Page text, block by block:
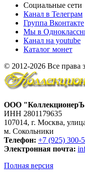
Социальные сети
Канал в Телеграм
Группа Вконтакте
Мы в
Канал на youtube
Каталог монет
© 2012-2026 Все
ООО
ИНН 2801179635
107014, г. Москва,
м. Сокольники
Телефон: +7 (925) 300-
Электронная почта:
Полная версия